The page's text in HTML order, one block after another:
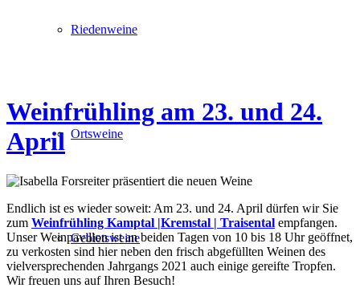
Riedenweine
Ortsweine
Gebietsweine
Weinfrühling am 23. und 24.
April
Endlich ist es wieder soweit: Am 23. und 24. April dürfen wir Sie
zum Weinfrühling Kamptal |Kremstal | Traisental empfangen.
Unser Weinpavillon ist an beiden Tagen von 10 bis 18 Uhr geöffnet,
zu verkosten sind hier neben den frisch abgefüllten Weinen des
vielversprechenden Jahrgangs 2021 auch einige gereifte Tropfen.
Wir freuen uns auf Ihren Besuch!